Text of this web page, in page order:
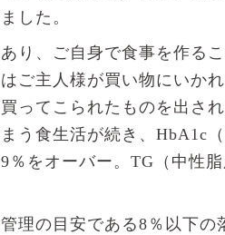
した。
り、ご自身で食事を作る
ご主人様が買い物にいか
ってこられたものを出さ
う食生活が続き、HbA1c
％をオーバー。TG（中性
理の目安である8％以下の